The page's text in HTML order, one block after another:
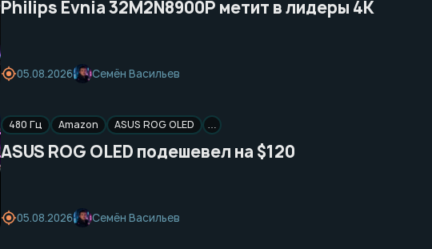
Philips Evnia 32M2N8900P метит в лидеры 4K
05.08.2026 Семён Васильев
480 Гц Amazon ASUS ROG OLED …
ASUS ROG OLED подешевел на $120
05.08.2026 Семён Васильев